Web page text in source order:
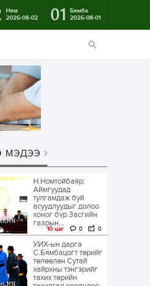
Ням
2026-08-02
01
Бямба
2026-08-01
Н.Номтойбаяр:
Аймгуудад
тулгамдаж буй
асуудлуудыг долоо
хоног бүр Засгийн
газрын...
10 цаг 0 0
УИХ-ын дарга
С.Бямбацогт төрийг
төлөөлөн Сутай
хайрхны тэнгэрийг
тахих төрийн